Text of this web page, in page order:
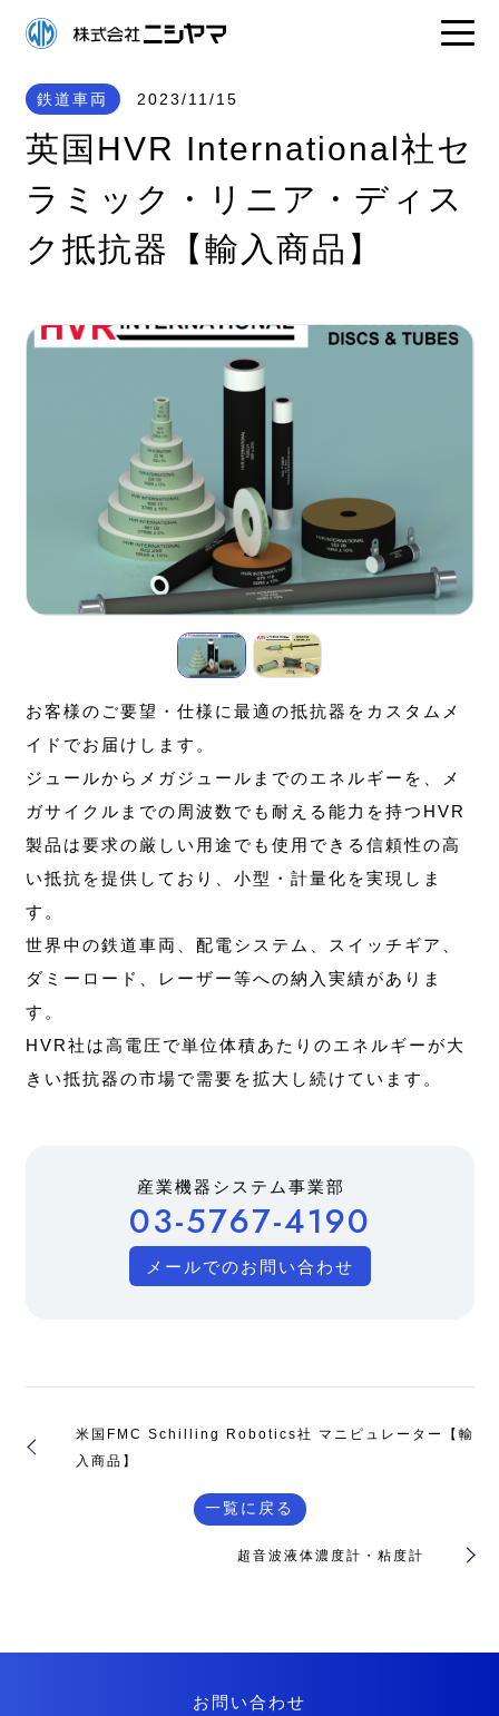
鉄道車両 2023/11/15
英国HVR International社セ
ラミック・リニア・ディス
ク抵抗器【輸入商品】
お客様のご要望・仕様に最適の抵抗器をカスタムメ
イドでお届けします。
ジュールからメガジュールまでのエネルギーを、メ
ガサイクルまでの周波数でも耐える能力を持つHVR
製品は要求の厳しい用途でも使用できる信頼性の高
い抵抗を提供しており、小型・計量化を実現しま
す。
世界中の鉄道車両、配電システム、スイッチギア、
ダミーロード、レーザー等への納入実績がありま
す。
HVR社は高電圧で単位体積あたりのエネルギーが大
きい抵抗器の市場で需要を拡大し続けています。
産業機器システム事業部
03-5767-4190
メールでのお問い合わせ
米国FMC Schilling Robotics社 マニピュレーター【輸
入商品】
一覧に戻る
超音波液体濃度計・粘度計
お問い合わせ